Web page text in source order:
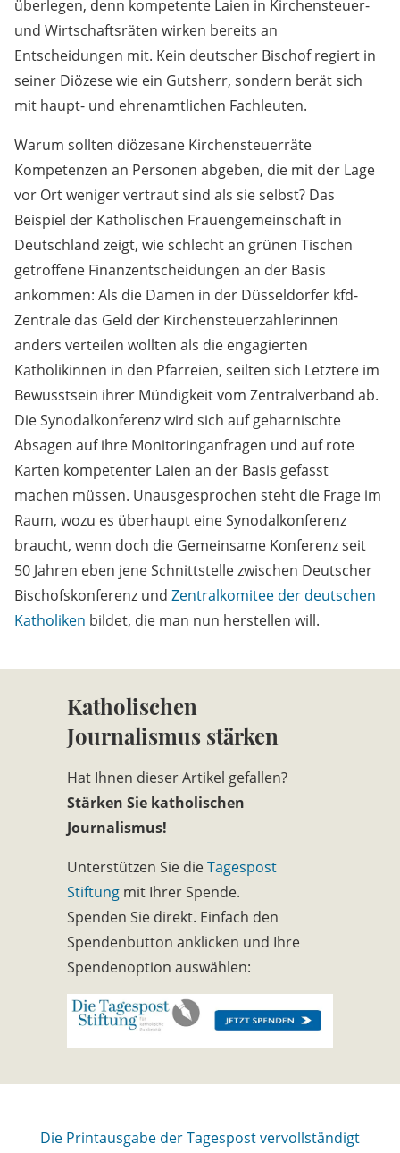
überlegen, denn kompetente Laien in Kirchensteuer-
und Wirtschaftsräten wirken bereits an
Entscheidungen mit. Kein deutscher Bischof regiert in
seiner Diözese wie ein Gutsherr, sondern berät sich
mit haupt- und ehrenamtlichen Fachleuten.
Warum sollten diözesane Kirchensteuerräte
Kompetenzen an Personen abgeben, die mit der Lage
vor Ort weniger vertraut sind als sie selbst? Das
Beispiel der Katholischen Frauengemeinschaft in
Deutschland zeigt, wie schlecht an grünen Tischen
getroffene Finanzentscheidungen an der Basis
ankommen: Als die Damen in der Düsseldorfer kfd-
Zentrale das Geld der Kirchensteuerzahlerinnen
anders verteilen wollten als die engagierten
Katholikinnen in den Pfarreien, seilten sich Letztere im
Bewusstsein ihrer Mündigkeit vom Zentralverband ab.
Die Synodalkonferenz wird sich auf geharnischte
Absagen auf ihre Monitoringanfragen und auf rote
Karten kompetenter Laien an der Basis gefasst
machen müssen. Unausgesprochen steht die Frage im
Raum, wozu es überhaupt eine Synodalkonferenz
braucht, wenn doch die Gemeinsame Konferenz seit
50 Jahren eben jene Schnittstelle zwischen Deutscher
Bischofskonferenz und Zentralkomitee der deutschen
Katholiken bildet, die man nun herstellen will.
Katholischen
Journalismus stärken
Hat Ihnen dieser Artikel gefallen?
Stärken Sie katholischen
Journalismus!
Unterstützen Sie dieTagespost
Stiftung mit Ihrer Spende.
Spenden Sie direkt. Einfach den
Spendenbutton anklicken und Ihre
Spendenoption auswählen:
Die Printausgabe der Tagespost vervollständigt